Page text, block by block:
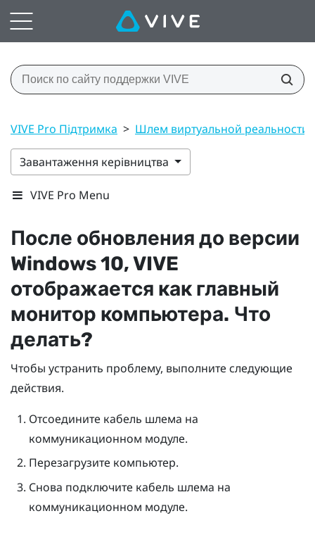
VIVE Pro Підтримка > Шлем виртуальной
Завантаження керівництва
VIVE Pro Menu
После обновления до версии
Windows10,VIVE
отображается как главный
монитор компьютера. Что
делать?
Чтобы устранить проблему, выполните следующие
действия.
Отсоедините кабель шлема на
коммуникационном модуле.
Перезагрузите компьютер.
Снова подключите кабель шлема на
коммуникационном модуле.